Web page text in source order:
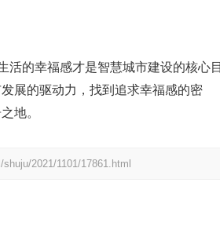
活的幸福感才是智慧城市建设的核心
展的驱动力，找到追求幸福感的密
地。
2021/1101/17861.html